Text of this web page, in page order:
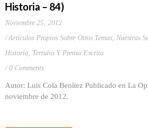
Historia – 84)
Noviembre 25, 2012
Artículos Propios Sobre Otros Temas, Nuestras
Historia, Tertulia Y Prensa Escrita
0 Comments
Autor: Luis Cola Benítez Publicado en La
noviembre de 2012.